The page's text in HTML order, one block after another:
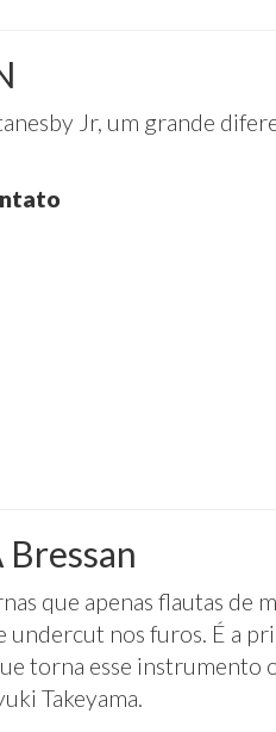
Jr, um grande
que apenas flautas de
nos furos. É a
torna esse instrumento
Takeyama.